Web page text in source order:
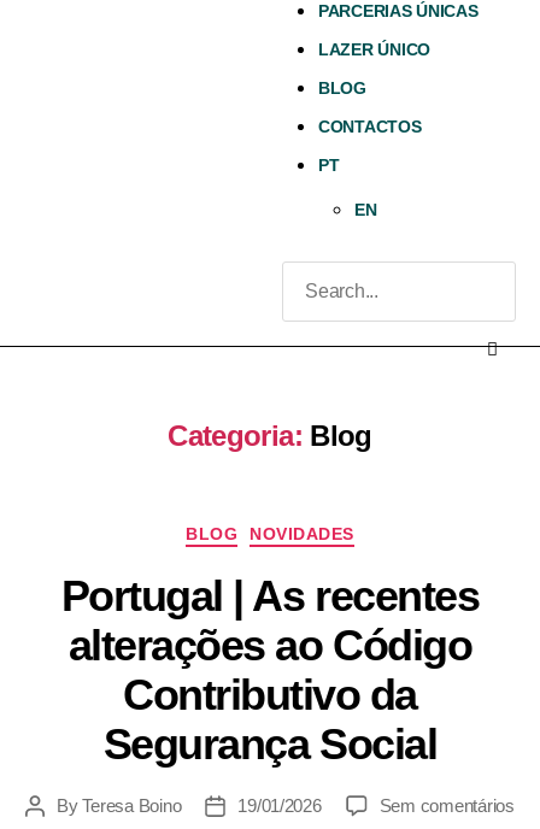
PARCERIAS ÚNICAS
LAZER ÚNICO
BLOG
CONTACTOS
PT
EN
Categoria: Blog
BLOG NOVIDADES
Portugal | As recentes
alterações ao Código
Contributivo da
Segurança Social
ByTeresa Boino 19/01/2026 Sem comentários